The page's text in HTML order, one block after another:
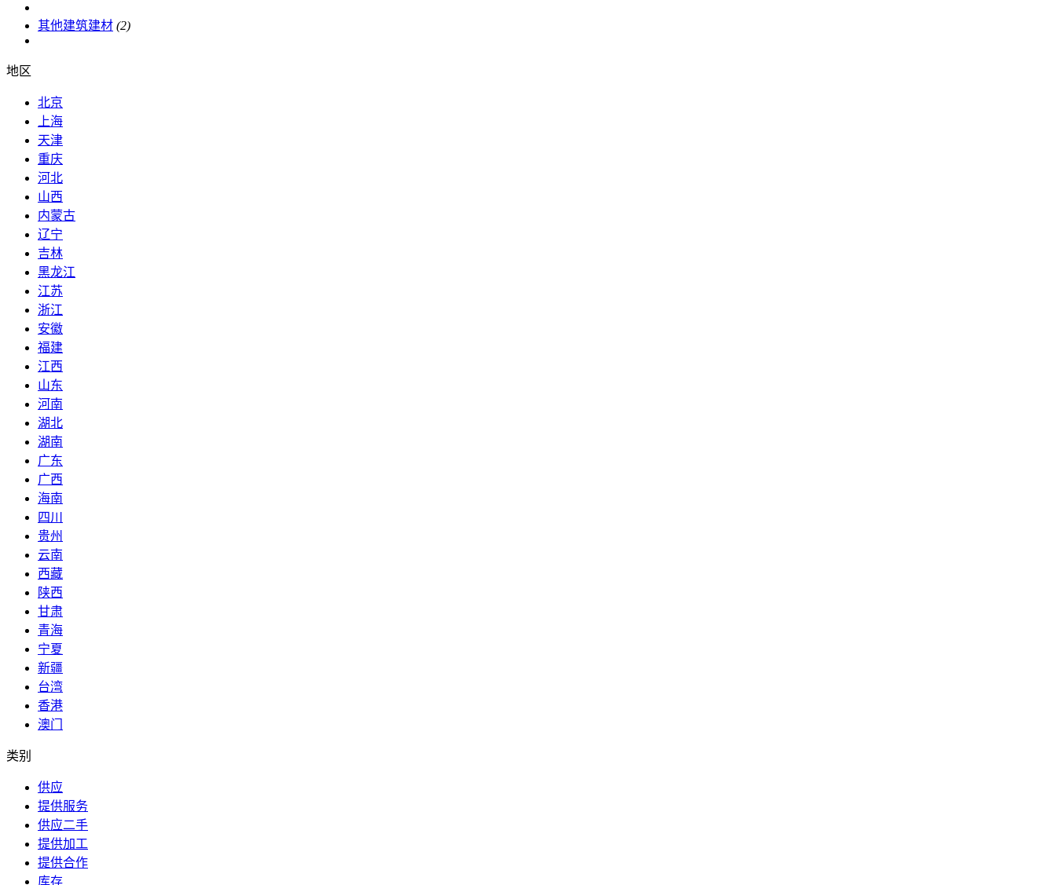
其他建筑建材 (2)
地区
北京
上海
天津
重庆
河北
山西
内蒙古
辽宁
吉林
黑龙江
江苏
浙江
安徽
福建
江西
山东
河南
湖北
湖南
广东
广西
海南
四川
贵州
云南
西藏
陕西
甘肃
青海
宁夏
新疆
台湾
香港
澳门
类别
供应
提供服务
供应二手
提供加工
提供合作
库存